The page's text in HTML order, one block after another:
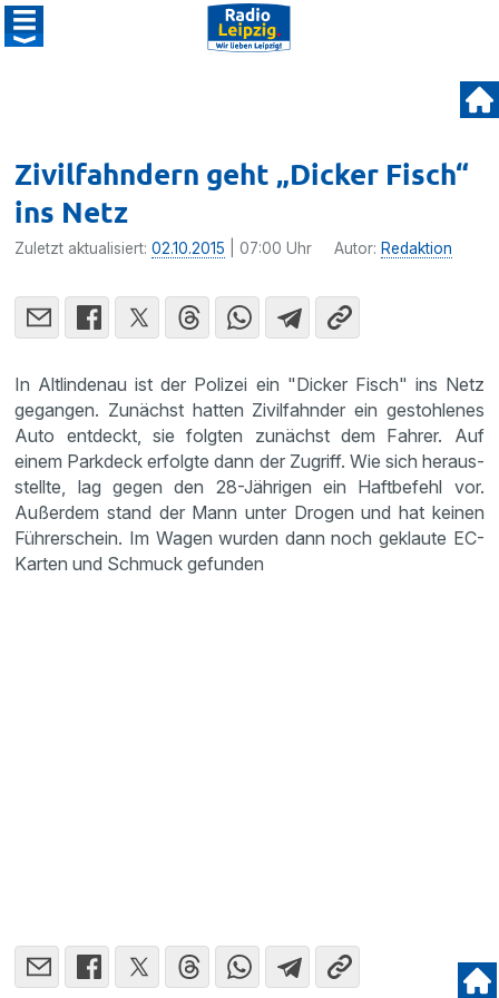
Zivilfahndern geht „Dicker Fisch“
ins Netz
Zuletzt aktualisiert:02.10.2015 | 07:00 Uhr Autor: Redaktion
In Altlin­denau ist der Polizei ein "Dicker Fisch" ins Netz
gegangen. Zunächst hatten Zivil­fahnder ein gestoh­lenes
Auto entdeckt, sie folgten zunächst dem Fahrer. Auf
einem Parkdeck erfolgte dann der Zugriff. Wie sich heraus­
stellte, lag gegen den 28-Jährigen ein Haftbe­fehl vor.
Außerdem stand der Mann unter Drogen und hat keinen
Führer­schein. Im Wagen wurden dann noch geklaute EC-
Karten und Schmuck gefunden